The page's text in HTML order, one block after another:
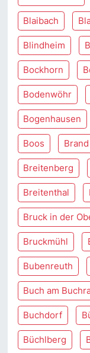
Blaibach
Blindheim
Bockhorn
Bodenwöhr
Bogenhausen
Boos Brand
Breitenberg
Breitenthal
Bruck in der
Bruckmühl
Bubenreuth
Buch am
Buchdorf
Büchlberg